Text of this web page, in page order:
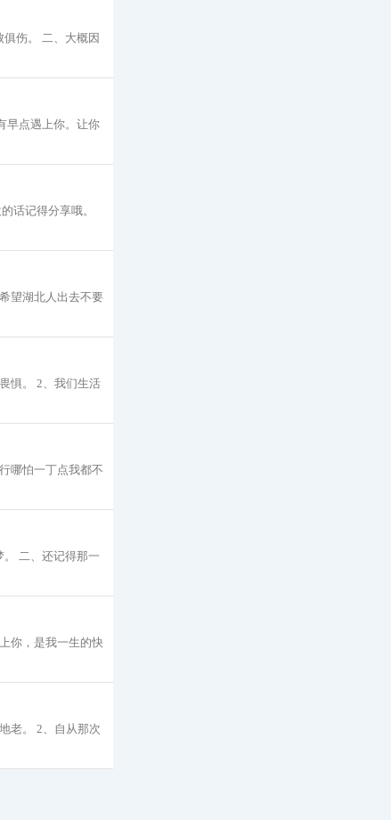
伤。 二、大概因
早点遇上你。让你
话记得分享哦。
望湖北人出去不要
惧。 2、我们生活
哪怕一丁点我都不
二、还记得那一
你，是我一生的快
老。 2、自从那次